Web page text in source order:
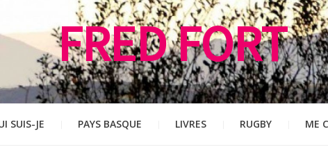
FRED FORT
SUIS-JE PAYS BASQUE LIVRES RUGBY ME